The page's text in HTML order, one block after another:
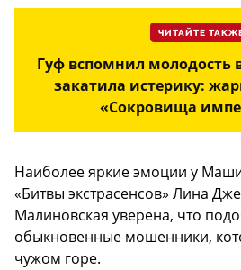
ЧИТАЙТЕ
Гуф вспомнил молодость
закатила истерику:
«Сокровища
Наиболее яркие эмоции у
«Битвы экстрасенсов» Лина
Малиновская уверена, что
обыкновенные мошенники,
чужом горе.